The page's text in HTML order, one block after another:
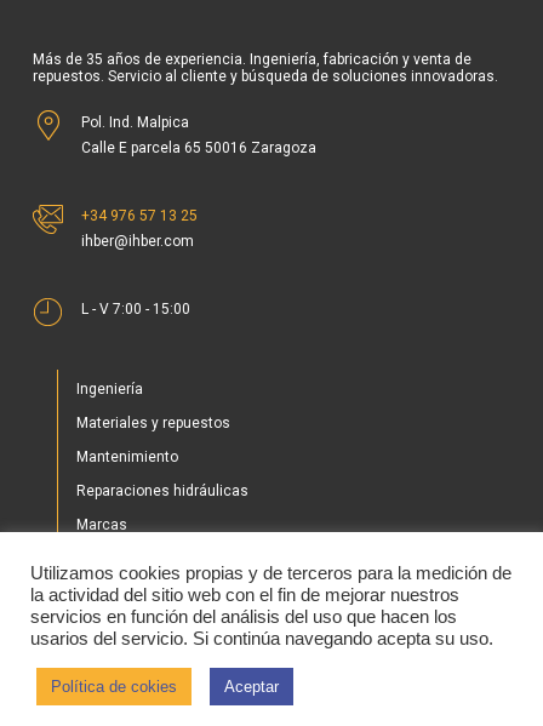
Más de 35 años de experiencia. Ingeniería, fabricación y venta de
repuestos. Servicio al cliente y búsqueda de soluciones innovadoras.
Pol. Ind. Malpica
Calle E parcela 65 50016 Zaragoza
+34 976 57 13 25
ihber@ihber.com
L - V 7:00 - 15:00
Ingeniería
Materiales y repuestos
Mantenimiento
Reparaciones hidráulicas
Marcas
Tienda
Noticias
Utilizamos cookies propias y de terceros para la medición de
la actividad del sitio web con el fin de mejorar nuestros
servicios en función del análisis del uso que hacen los
usarios del servicio. Si continúa navegando acepta su uso.
Política de cokies Aceptar